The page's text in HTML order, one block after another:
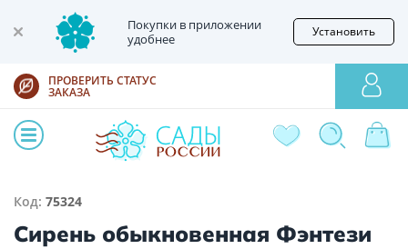
Покупки в приложении
удобнее
Установить
ПРОВЕРИТЬ СТАТУС
ЗАКАЗА
Код: 75324
Сирень обыкновенная Фэнтези